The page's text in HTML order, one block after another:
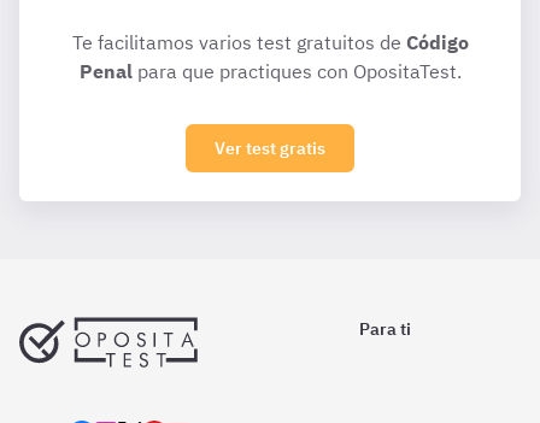
Te facilitamos varios test gratuitos de Código
Penalpara que practiques con OpositaTest.
Ver test gratis
Para ti